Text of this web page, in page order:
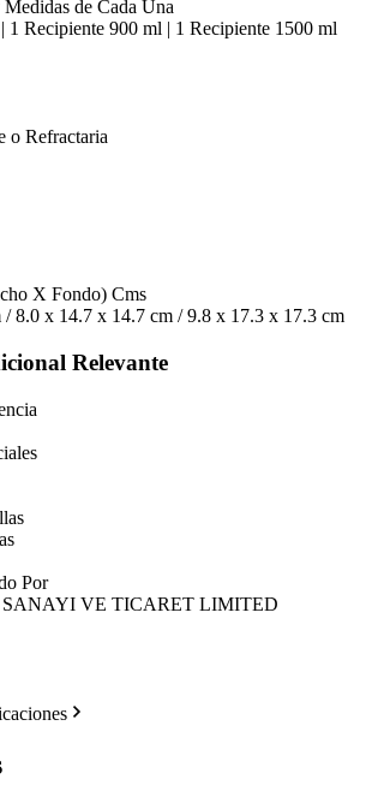
de Cada Una
1 Recipiente 900 ml | 1 Recipiente 1500 ml
o Refractaria
X Fondo) Cms
8.0 x 14.7 x 14.7 cm / 9.8 x 17.3 x 17.3 cm
Relevante
Por
VE TICARET LIMITED